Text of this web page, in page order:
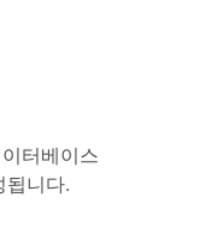
터베이스
니다.